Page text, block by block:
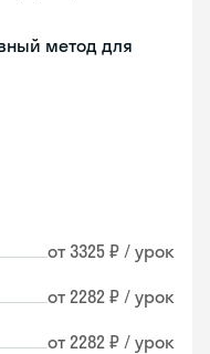
метод для
от 3325 ₽ / урок
от 2282 ₽ / урок
от 2282 ₽ / урок